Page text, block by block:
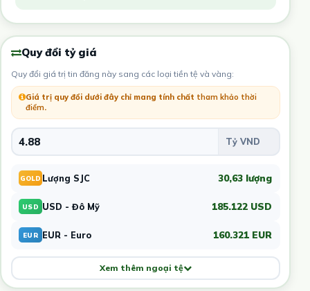
Quy đổi tỷ giá
Quy đổi giá trị tin đăng này sang các loại tiền tệ và vàng:
Giá trị quy đổi dưới đây chỉ mang tính chất tham khảo thời
điểm.
GOLD Lượng SJC 30,63 lượng
USD USD - Đô Mỹ 185.122 USD
EUR EUR - Euro 160.321 EUR
Xem thêm ngoại tệ